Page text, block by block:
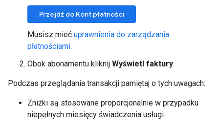
Przejdź do Kont płatności
Musisz mieć uprawnienia do zarządzania
płatnościami.
Obok abonamentu kliknij Wyświetl faktury.
Podczas przeglądania transakcji pamiętaj o tych uwagach:
Zniżki są stosowane proporcjonalnie w przypadku
niepełnych miesięcy świadczenia usługi.